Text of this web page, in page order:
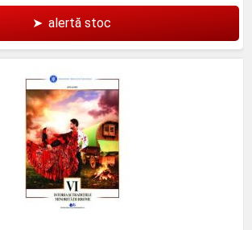
➤ alertă stoc